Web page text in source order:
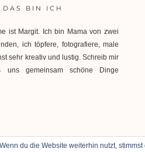
DAS BIN ICH
ist Margit. Ich bin Mama von zwei
ich töpfere, fotografiere, male
sehr kreativ und lustig. Schreib mir
gemeinsam schöne Dinge
du die Website weiterhin nutzt,